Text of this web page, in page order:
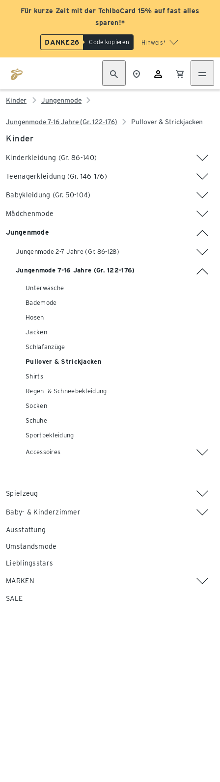
Für kurze Zeit mit der TchiboCard 15% auf fast alles
sparen!*
DANKE26 Code kopieren Hinweis*
Kinder Jungenmode
Jungenmode 7-16 Jahre (Gr. 122-176) Pullover & Strickjacken
Kinder
Kinderkleidung (Gr. 86-140)
Teenagerkleidung (Gr. 146-176)
Babykleidung (Gr. 50-104)
Mädchenmode
Jungenmode
Jungenmode 2-7 Jahre (Gr. 86-128)
Jungenmode 7-16 Jahre (Gr. 122-176)
Unterwäsche
Bademode
Hosen
Jacken
Schlafanzüge
Pullover & Strickjacken
Shirts
Regen- & Schneebekleidung
Socken
Schuhe
Sportbekleidung
Accessoires
Spielzeug
Baby- & Kinderzimmer
Ausstattung
Umstandsmode
Lieblingsstars
MARKEN
SALE